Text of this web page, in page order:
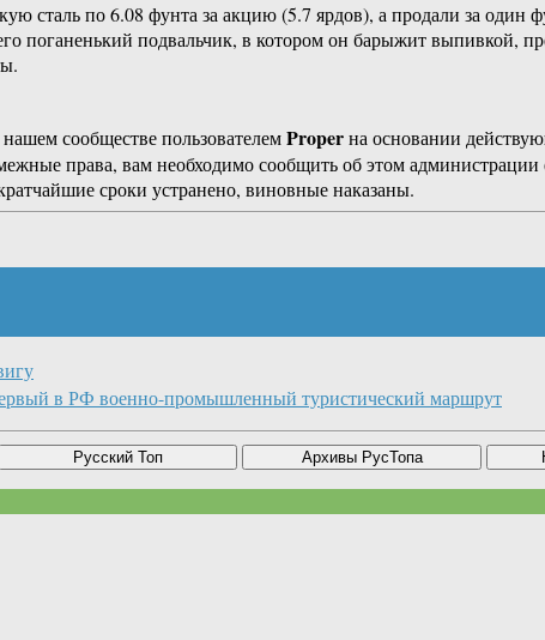
сталь по 6.08 фунта за акцию (5.7 ярдов), а продали за один
поганенький подвальчик, в котором он барыжит выпивкой,
сообществе пользователемProperна основании
права, вам необходимо сообщить об этом
сроки устранено, виновные наказаны.
в РФ военно-промышленный туристический маршрут